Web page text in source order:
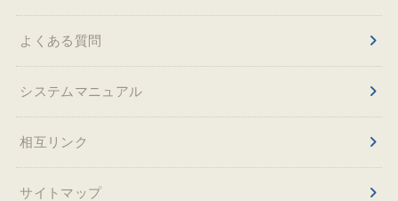
よくある質問
システムマニュアル
相互リンク
サイトマップ